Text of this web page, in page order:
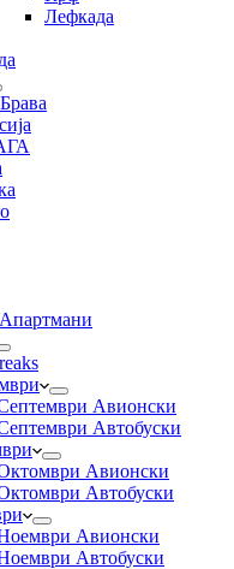
Лефкада
Авионски
Автобуски
Авионски
Автобуски
Авионски
Автобуски